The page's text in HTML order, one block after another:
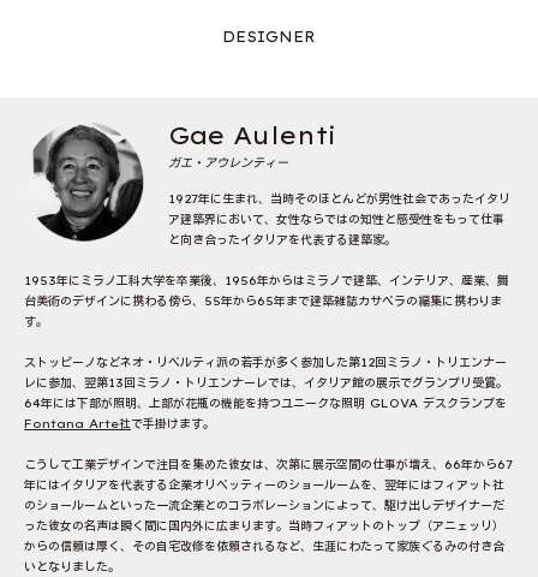
DESIGNER
Gae Aulenti
ガエ・アウレンティー
1927年に生まれ、当時そのほとんどが男性社会であったイタリ
ア建築界において、女性ならではの知性と感受性をもって仕事
と向き合ったイタリアを代表する建築家。
1953年にミラノ工科大学を卒業後、1956年からはミラノで建築、インテリア、産業、舞
台美術のデザインに携わる傍ら、55年から65年まで建築雑誌カサベラの編集に携わりま
す。
ストッピーノなどネオ・リベルティ派の若手が多く参加した第12回ミラノ・トリエンナー
レに参加、翌第13回ミラノ・トリエンナーレでは、イタリア館の展示でグランプリ受賞。
64年には下部が照明、上部が花瓶の機能を持つユニークな照明 GLOVA デスクランプを
Fontana Arte社で手掛けます。
こうして工業デザインで注目を集めた彼女は、次第に展示空間の仕事が増え、66年から67
年にはイタリアを代表する企業オリベッティーのショールームを、翌年にはフィアット社
のショールームといった一流企業とのコラボレーションによって、駆け出しデザイナーだ
った彼女の名声は瞬く間に国内外に広まります。当時フィアットのトップ（アニェッリ）
からの信頼は厚く、その自宅改修を依頼されるなど、生涯にわたって家族ぐるみの付き合
いとなりました。